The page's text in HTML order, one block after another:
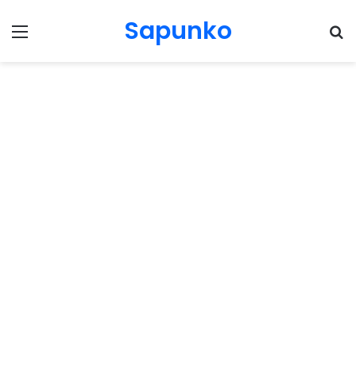
Menu Sapunko